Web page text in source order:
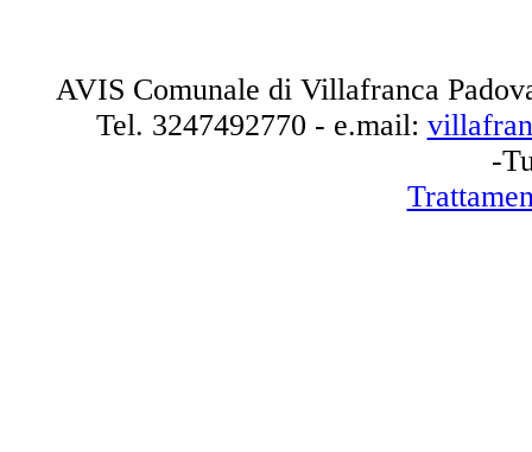
AVIS Comunale di Villafranca
Tel. 3247492770 - e.mail:
-